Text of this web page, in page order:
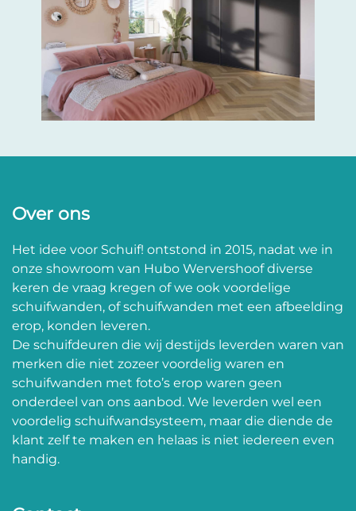
Over ons
Het idee voor Schuif! ontstond in 2015, nadat we in
onze showroom van Hubo Wervershoof diverse
keren de vraag kregen of we ook voordelige
schuifwanden, of schuifwanden met een afbeelding
erop, konden leveren.
De schuifdeuren die wij destijds leverden waren van
merken die niet zozeer voordelig waren en
schuifwanden met foto’s erop waren geen
onderdeel van ons aanbod. We leverden wel een
voordelig schuifwandsysteem, maar die diende de
klant zelf te maken en helaas is niet iedereen even
handig.